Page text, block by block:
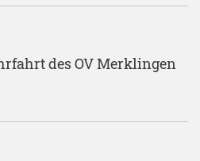
des OV Merklingen